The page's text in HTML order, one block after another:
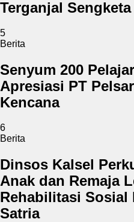
Terganjal
5
Berita
Senyum 200
Apresiasi PT
Kencana
6
Berita
Dinsos Kalsel
Anak dan Remaja
Rehabilitasi Sosial
Satria